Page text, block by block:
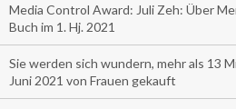
Media Control Award: Juli Zeh: Über
Buch im 1. Hj. 2021
Sie werden sich wundern, mehr als 13
Juni 2021 von Frauen gekauft